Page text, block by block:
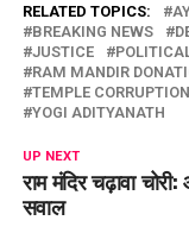
RELATED TOPICS:
BREAKING NEWS
JUSTICE
RAM MANDIR
TEMPLE CORRUPTION
YOGI ADITYANATH
UP NEXT
राम मंदिर चढ़ावा
सवाल